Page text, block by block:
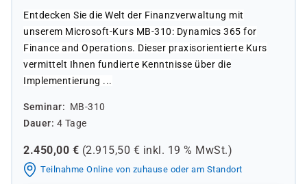
Entdecken Sie die Welt der Finanzverwaltung mit
unserem Microsoft-Kurs MB-310: Dynamics 365 for
Finance and Operations. Dieser praxisorientierte Kurs
vermittelt Ihnen fundierte Kenntnisse über die
Implementierung ...
Seminar
MB-310
Dauer 4 Tage
2.450,00 € (2.915,50 € inkl. 19 % MwSt.)
Teilnahme Online von zuhause oder am Standort